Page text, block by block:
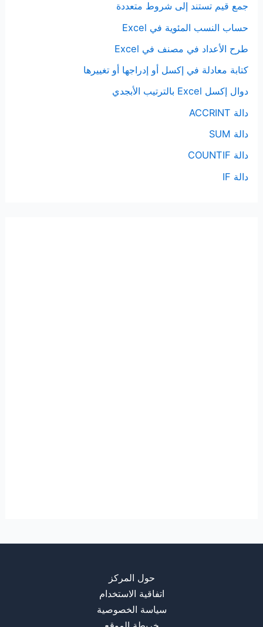
جمع قيم تستند إلى شروط متعددة
حساب النسب المئوية في Excel
طرح الأعداد في مصنف في Excel
كتابة معادلة في إكسل أو إدراجها أو تغييرها
دوال إكسل Excel بالترتيب الأبجدي
دالة ACCRINT
دالة SUM
دالة COUNTIF
دالة IF
حول المركز
اتفاقية الاستخدام
سياسة الخصوصية